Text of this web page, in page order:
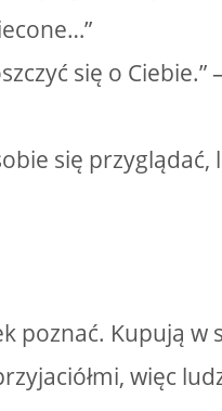
się o Ciebie.”
się przyglądać,
poznać. Kupują w
więc